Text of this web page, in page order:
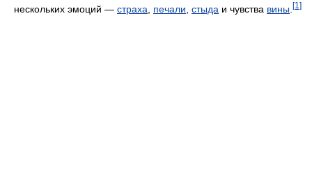
нескольких эмоций — страха печали стыда и чувства вины [1]